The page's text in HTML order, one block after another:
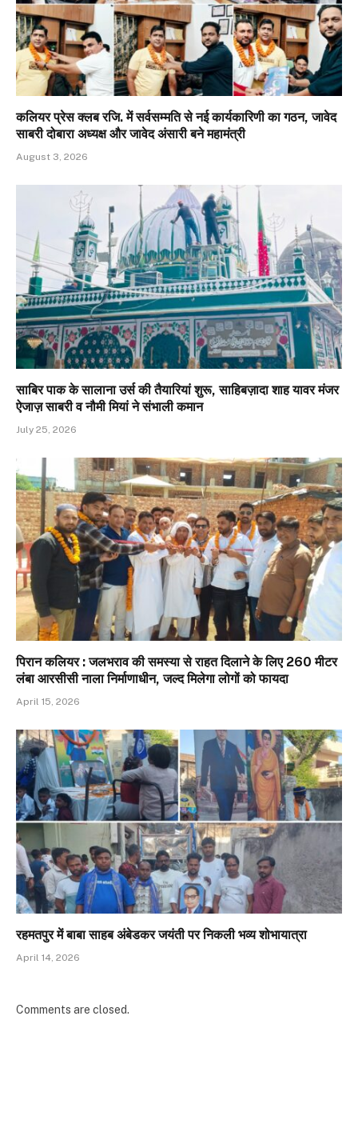
कलियर प्रेस क्लब रजि. में सर्वसम्मति से नई कार्यकारिणी का गठन, जावेद
साबरी दोबारा अध्यक्ष और जावेद अंसारी बने महामंत्री
August 3, 2026
साबिर पाक के सालाना उर्स की तैयारियां शुरू, साहिबज़ादा शाह यावर मंजर
ऐजाज़ साबरी व नौमी मियां ने संभाली कमान
July 25, 2026
पिरान कलियर : जलभराव की समस्या से राहत दिलाने के लिए 260 मीटर
लंबा आरसीसी नाला निर्माणाधीन, जल्द मिलेगा लोगों को फायदा
April 15, 2026
रहमतपुर में बाबा साहब अंबेडकर जयंती पर निकली भव्य शोभायात्रा
April 14, 2026
Comments are closed.